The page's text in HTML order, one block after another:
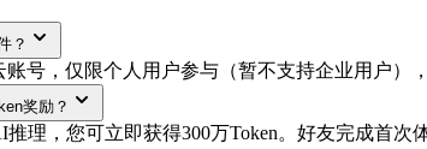
？
号，仅限个人用户参与（暂不支持企业用户）
奖励？
理，您可立即获得300万Token。好友完成首次